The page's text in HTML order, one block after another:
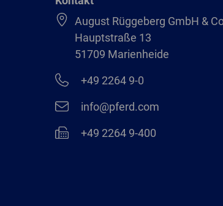
August Rüggeberg GmbH &
Hauptstraße 13
51709 Marienheide
+49 2264 9-0
info@pferd.com
+49 2264 9-400